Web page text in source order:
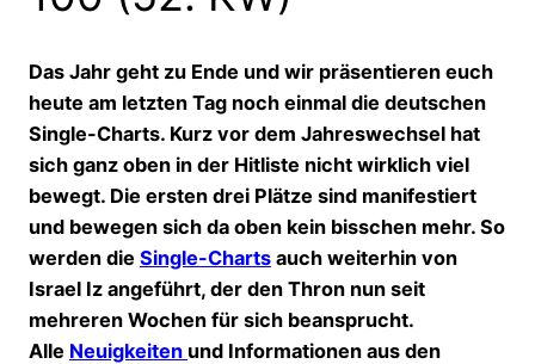
Das Jahr geht zu Ende und wir präsentieren euch
heute am letzten Tag noch einmal die deutschen
Single-Charts. Kurz vor dem Jahreswechsel hat
sich ganz oben in der Hitliste nicht wirklich viel
bewegt. Die ersten drei Plätze sind manifestiert
und bewegen sich da oben kein bisschen mehr. So
werden die Single-Charts auch weiterhin von
Israel Iz angeführt, der den Thron nun seit
mehreren Wochen für sich beansprucht.
Alle Neuigkeiten und Informationen aus den